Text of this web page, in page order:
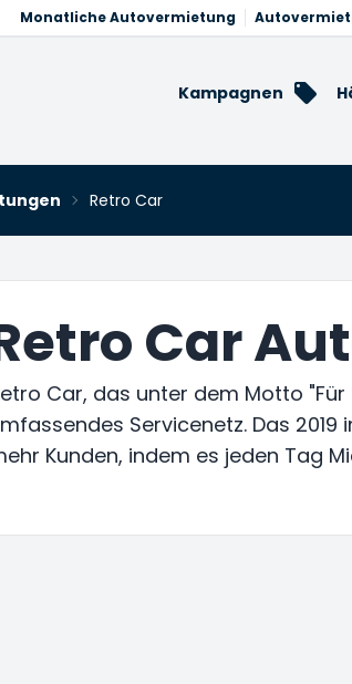
Monatliche Autovermietung
Kampagnen
Retro Car
Car
Car, das unter dem Motto
Servicenetz. Das
Kunden, indem es jeden Tag